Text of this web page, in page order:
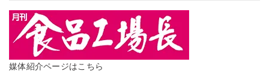
媒体紹介ページはこちら